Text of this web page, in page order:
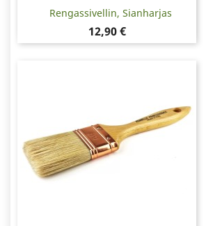
Rengassivellin, Sianharjas
Hinta
12,90 €